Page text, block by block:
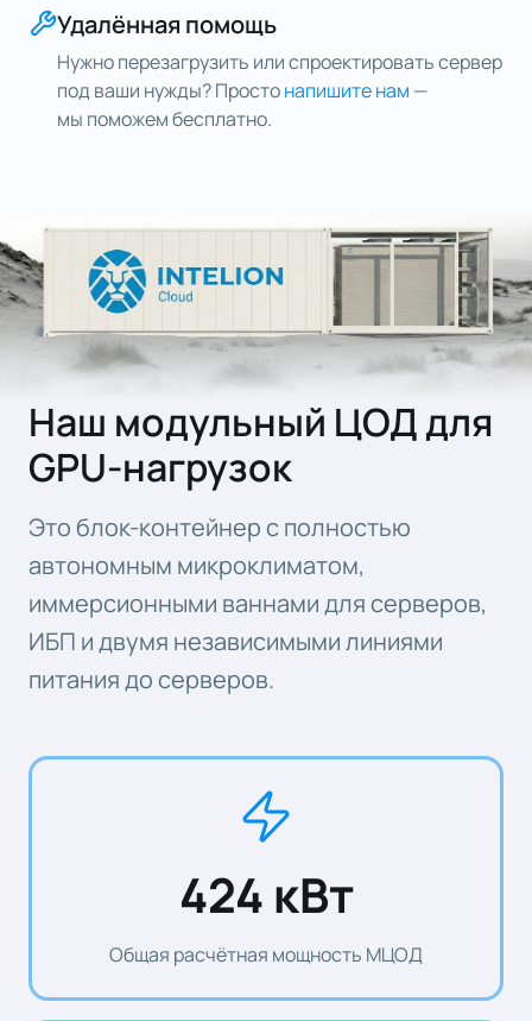
Удалённая помощь
Нужно перезагрузить или спроектировать сервер
под ваши нужды? Простонапишите нам —
мы поможем бесплатно.
Наш модульный ЦОД для
GPU-нагрузок
Это блок-контейнер с полностью
автономным микроклиматом,
иммерсионными ваннами для серверов,
ИБП и двумя независимыми линиями
питания до серверов.
424 кВт
Общая расчётная мощность МЦОД